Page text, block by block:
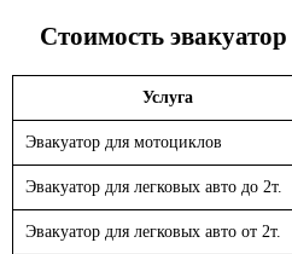
Стоимость эвакуатор
Услуга
Эвакуатор для мотоциклов
Эвакуатор для легковых авто до 2т.
Эвакуатор для легковых авто от 2т.